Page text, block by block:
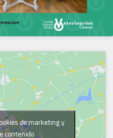
de marketing y
contenido